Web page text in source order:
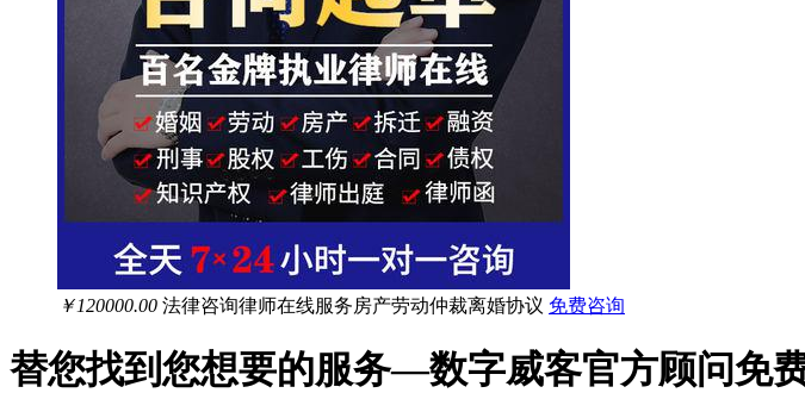
￥120000.00 法律咨询律师在线服务房产劳动仲裁离婚协议 免费咨询
替您找到您想要的服务—数字威客官方顾问免